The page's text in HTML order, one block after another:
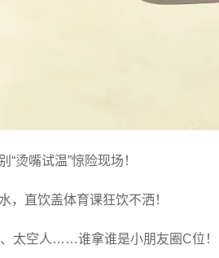
烫嘴试温”惊险现场！
，直饮盖体育课狂饮不洒！
太空人……谁拿谁是小朋友圈C位！